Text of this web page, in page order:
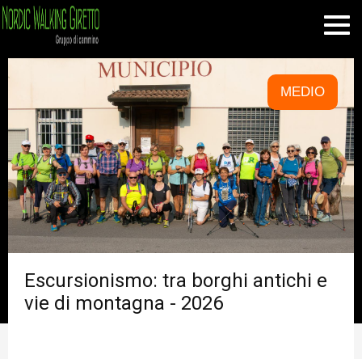
MEDIO
Escursionismo: tra borghi antichi e
vie di montagna - 2026